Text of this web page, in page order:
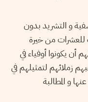
و التشريد بدون
للعشرات من خيرة
يكونوا أوفياء في
زملائهم لتمثيلهم في
و المطالبة